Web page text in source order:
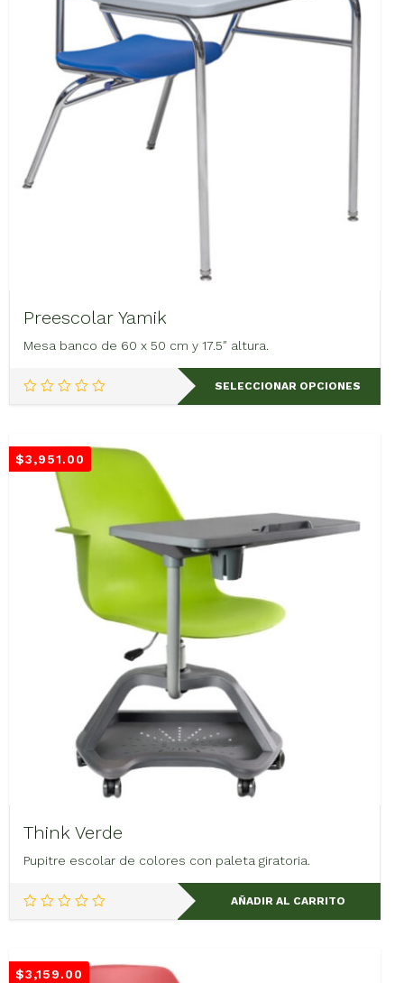
Preescolar Yamik
Mesa banco de 60 x 50 cm y 17.5″ altura.
SELECCIONAR OPCIONES
Este
producto
se
pueden
elegir
en
página
de
$3,951.00
Think Verde
Pupitre escolar de colores con paleta giratoria.
AÑADIR AL CARRITO
$3,159.00